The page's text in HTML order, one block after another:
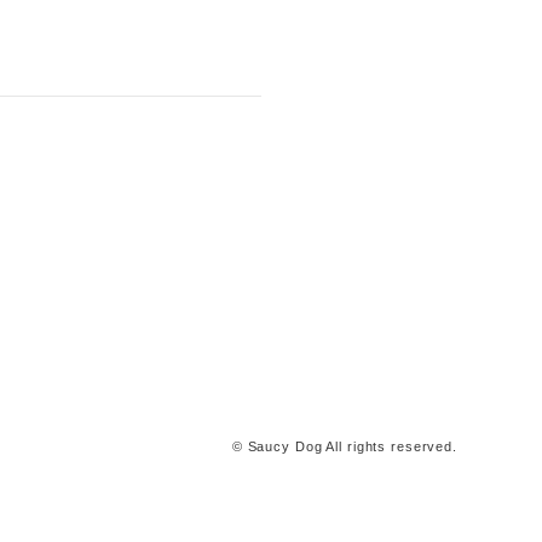
© Saucy Dog All rights reserved.